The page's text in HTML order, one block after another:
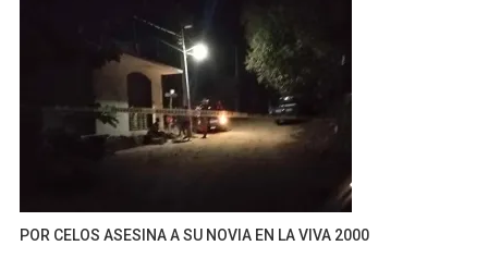
POR CELOS ASESINA A SU NOVIA EN LA VIVA 2000